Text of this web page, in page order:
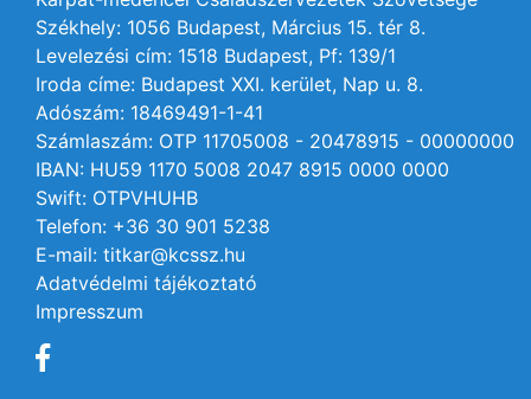
Székhely: 1056 Budapest, Március 15. tér 8.
Levelezési cím: 1518 Budapest, Pf: 139/1
Iroda címe: Budapest XXI. kerület, Nap u. 8.
Adószám: 18469491-1-41
Számlaszám: OTP 11705008 - 20478915 - 00000000
IBAN: HU59 1170 5008 2047 8915 0000 0000
Swift: OTPVHUHB
Telefon: +36 30 901 5238
E-mail: titkar@kcssz.hu
Adatvédelmi tájékoztató
Impresszum